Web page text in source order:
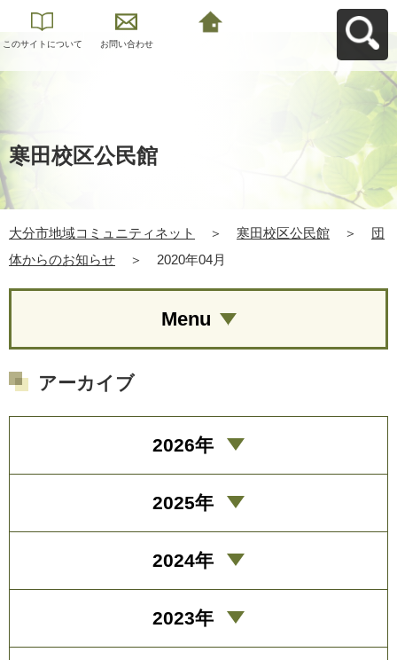
このサイトについて お問い合わせ
寒田校区公民館
大分市地域コミュニティネット ＞ 寒田校区公民館 ＞
団
体からのお知らせ
＞ 2020年04月
Menu
アーカイブ
2026年
2025年
2024年
2023年